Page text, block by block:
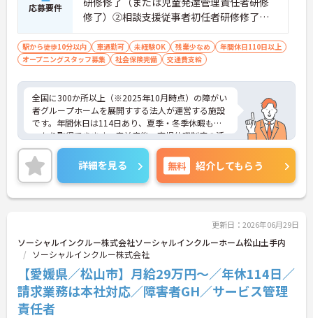
応募要件
修了）②相談支援従事者初任者研修修了
（または相談支援従事者実務者研修修了）
③普通自動車運転免許（AT限定可）※経
験：経験必須（経験ない方要相談）
駅から徒歩10分以内 車通勤可 未経験OK 残業少なめ
年間休日110日以上
オープニングスタッフ募集
社会保険完備 交通費支給
全国に300か所以上（※2025年10月時点）の障がい
者グループホームを展開すする法人が運営する施設
です。年間休日は114日あり、夏季・冬季休暇もし
っかり取得できます。産前産後・育児休暇制度の活
用実績も豊富で、子育て中の方も多数活躍してお
り、ライフステージに変化があっても安心して長く
働ける環境です。職場では20代から60代まで幅広い
年代のスタッフがそれぞれの経験を活かして活躍し
ています。一般社員研修や外部勉強会受講支援な
心です。また、請求・申請業務は本社専門部署が一
括対応するため、利用者さまへの支援に集中できま
す。キャリアアップを目指したい方、プライベート
と両立しながら専門性を高めたい方におすすめで
す。ご興味のある方は詳細等をお伝えしますので、
お気軽にお問い合わせください。
詳細を見る 無料 紹介してもらう
更新日：2026年06月29日
ソーシャルインクルー株式会社ソーシャルインクルーホーム松山土手内
ソーシャルインクルー株式会社
【愛媛県／松山市】月給29万円～／年休114日／
請求業務は本社対応／障害者GH／サービス管理
責任者